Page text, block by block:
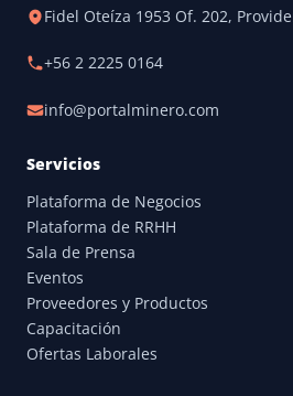
Fidel Oteíza 1953 Of. 202,
+56 2 2225 0164
info@portalminero.com
Servicios
Plataforma de Negocios
Plataforma de RRHH
Sala de Prensa
Eventos
Proveedores y Productos
Capacitación
Ofertas Laborales